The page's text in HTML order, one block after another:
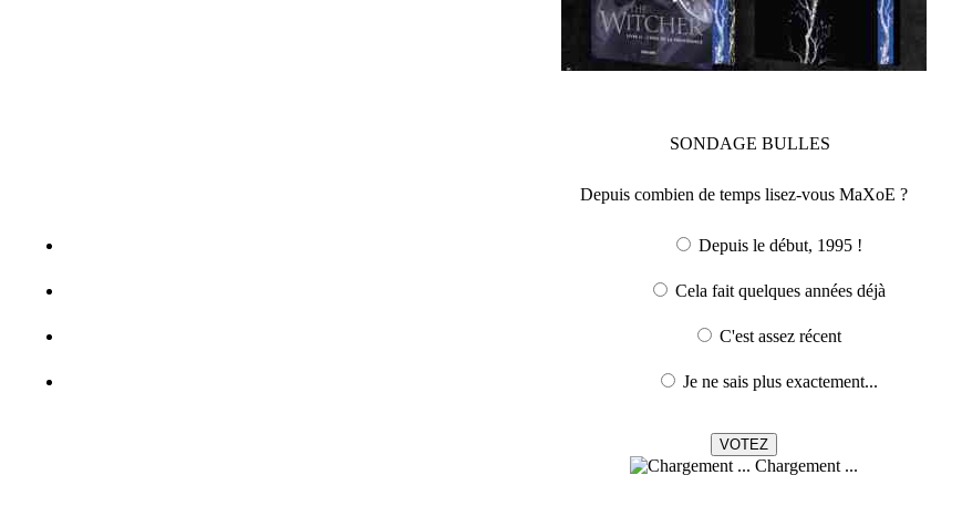
SONDAGE BULLES
Depuis combien de temps lisez-vous MaXoE ?
Depuis le début, 1995 !
Cela fait quelques années déjà
C'est assez récent
Je ne sais plus exactement...
Chargement ...